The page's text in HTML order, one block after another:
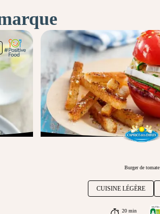
Burger de tomate
CUISINE LÉGÈRE
20 min